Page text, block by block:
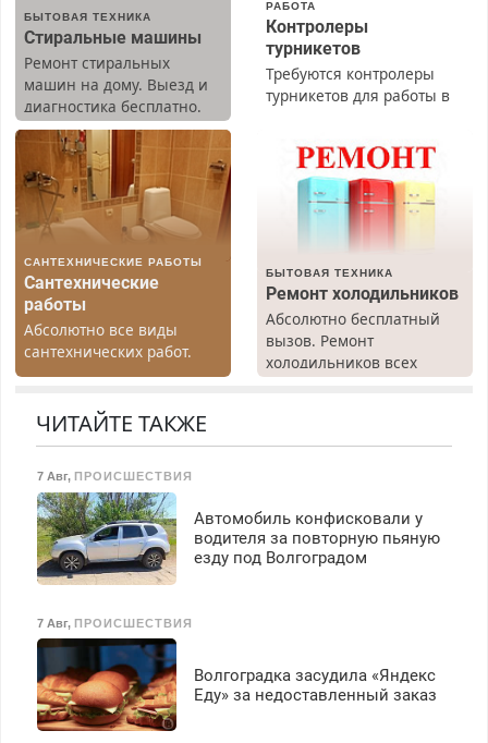
БЫТОВАЯ ТЕХНИКА
Стиральные машины
Ремонт стиральных
машин на дому. Выезд и
диагностика бесплатно.
Предусмотрены скидки.
РАБОТА
Контролеры
турникетов
Требуются контролеры
турникетов для работы в
Прием по ТК РФ. График
работы любой.
Бесплатное проживание.
З/п – до 96000 рублей до
вычета налогов.
Ежемесячно
выплачивается денежная
премия. Возможно
бесплатное обучение,
получение документов,
работа инспектором по
125000 руб.
САНТЕХНИЧЕСКИЕ РАБОТЫ
Сантехнические
работы
Абсолютно все виды
сантехнических работ.
Быстро. Качественно.
БЫТОВАЯ ТЕХНИКА
Ремонт холодильников
Абсолютно бесплатный
вызов. Ремонт
холодильников всех
Пенсионерам – скидки до
ЧИТАЙТЕ ТАКЖЕ
7 Авг, ПРОИСШЕСТВИЯ
Автомобиль конфисковали у
водителя за повторную пьяную
езду под Волгоградом
7 Авг, ПРОИСШЕСТВИЯ
Волгоградка засудила «Яндекс
Еду» за недоставленный заказ